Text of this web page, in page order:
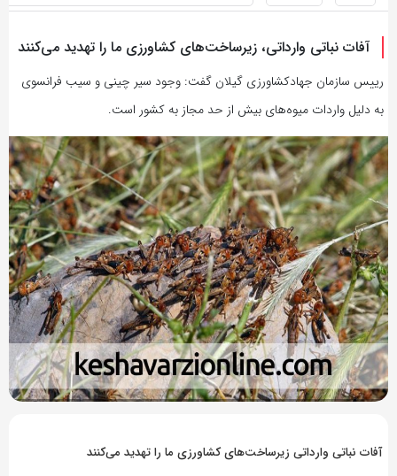
آفات نباتی وارداتی، زیرساخت‌های کشاورزی ما را تهدید می‌کنند‌
رییس سازمان جهادکشاورزی گیلان گفت: وجود سیر چینی و ‌سیب فرانسوی
به دلیل واردات میوه‌های بیش از حد مجاز به کشور است.
آفات نباتی وارداتی زیرساخت‌های کشاورزی ما را تهدید می‌کنند‌